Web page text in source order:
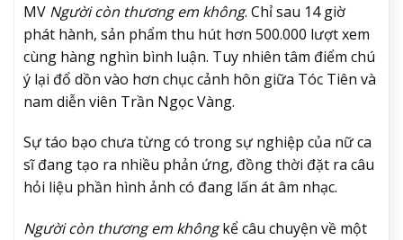
MV Người còn thương em không. Chỉ sau 14 giờ
phát hành, sản phẩm thu hút hơn 500.000 lượt xem
cùng hàng nghìn bình luận. Tuy nhiên tâm điểm chú
ý lại đổ dồn vào hơn chục cảnh hôn giữa Tóc Tiên và
nam diễn viên Trần Ngọc Vàng.
Sự táo bạo chưa từng có trong sự nghiệp của nữ ca
sĩ đang tạo ra nhiều phản ứng, đồng thời đặt ra câu
hỏi liệu phần hình ảnh có đang lấn át âm nhạc.
Người còn thương em khôngkể câu chuyện về một